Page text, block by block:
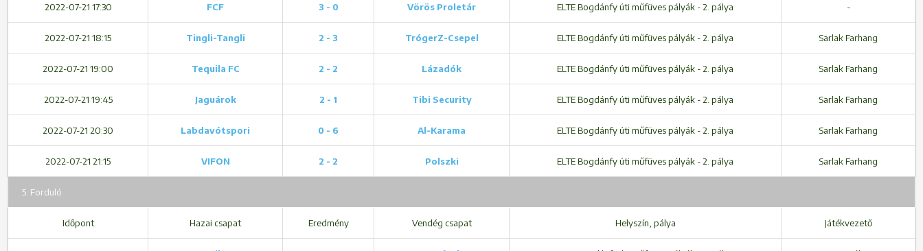
2022-07-21 17:30 FCF 3 - 0 Vörös Proletár ELTE Bogdánfy úti műfüves pályák - 2. pálya -
2022-07-21 18:15 Tingli-Tangli 2 - 3 TrógerZ-Csepel ELTE Bogdánfy úti műfüves pályák - 2. pálya Sarlak Farhang
2022-07-21 19:00 Tequila FC 2 - 2 Lázadók ELTE Bogdánfy úti műfüves pályák - 2. pálya Sarlak Farhang
2022-07-21 19:45 Jaguárok 2 - 1 Tibi Security ELTE Bogdánfy úti műfüves pályák - 2. pálya Sarlak Farhang
2022-07-21 20:30 Labdavótspori 0 - 6 Al-Karama ELTE Bogdánfy úti műfüves pályák - 2. pálya Sarlak Farhang
2022-07-21 21:15 VIFON 2 - 2 Polszki ELTE Bogdánfy úti műfüves pályák - 2. pálya Sarlak Farhang
5. Forduló
Időpont Hazai csapat Eredmény Vendég csapat Helyszín, pálya Játékvezető